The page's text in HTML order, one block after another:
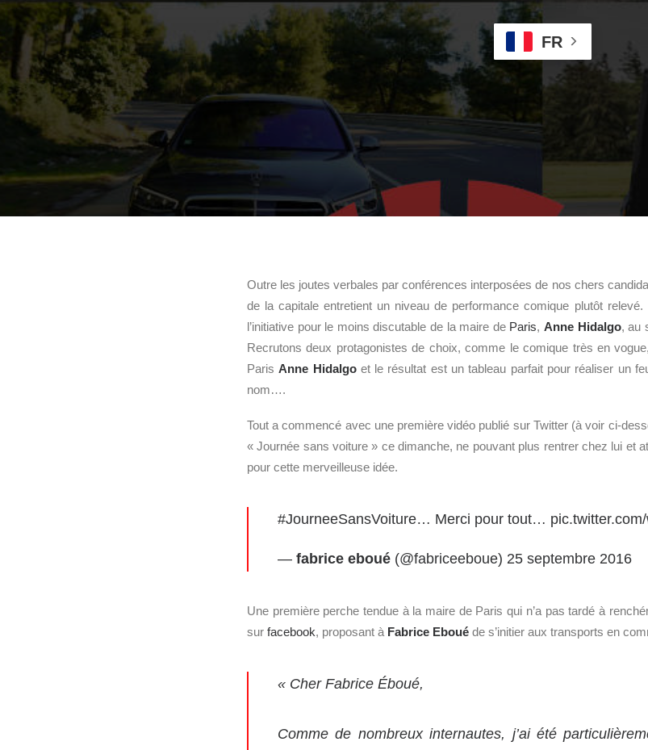
FR
Outre les joutes verbales par conférences interposées de nos chers
de la capitale entretient un niveau de performance comique plutôt
l’initiative pour le moins discutable de la maire de Paris,Anne Hidalgo, au
Recrutons deux protagonistes de choix, comme le comique très en vogue,
ParisAnne Hidalgoet le résultat est un tableau parfait pour réaliser un
nom….
Tout a commencé avec une première vidéo publié sur Twitter (à voir ci-
« Journée sans voiture » ce dimanche, ne pouvant plus rentrer chez lui et
pour cette merveilleuse idée.
#JourneeSansVoiture… Merci pour tout…
— fabrice eboué (@fabriceeboue) 25 septembre 2016
Une première perche tendue à la maire de Paris qui n’a pas tardé à
sur facebook, proposant à Fabrice Eboué de s’initier aux transports en
« Cher Fabrice Éboué,
Comme de nombreux internautes, j’ai été